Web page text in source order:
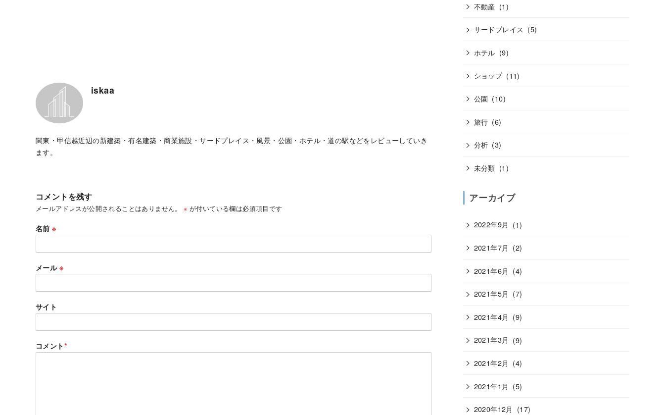
iskaa
関東・甲信越近辺の新建築・有名建築・商業施設・サードプレイス・風景・公園・ホテル・道の駅などをレビューしていき
ます。
コメントを残す
メールアドレスが公開されることはありません。 ※ が付いている欄は必須項目です
名前※
メール ※
サイト
コメント*
不動産 (1)
サードプレイス (5)
ホテル (9)
ショップ (11)
公園 (10)
旅行 (6)
分析 (3)
未分類 (1)
アーカイブ
2022年9月 (1)
2021年7月 (2)
2021年6月 (4)
2021年5月 (7)
2021年4月 (9)
2021年3月 (9)
2021年2月 (4)
2021年1月 (5)
2020年12月 (17)